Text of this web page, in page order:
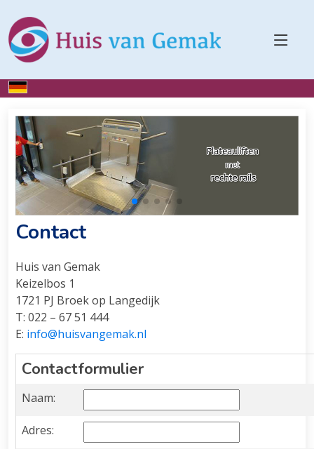
Home
Contact
Huis van Gemak
Keizelbos 1
1721 PJ Broek op Langedijk
T: 022 – 67 51 444
E: info@huisvangemak.nl
Contactformulier
Naam:
Adres: